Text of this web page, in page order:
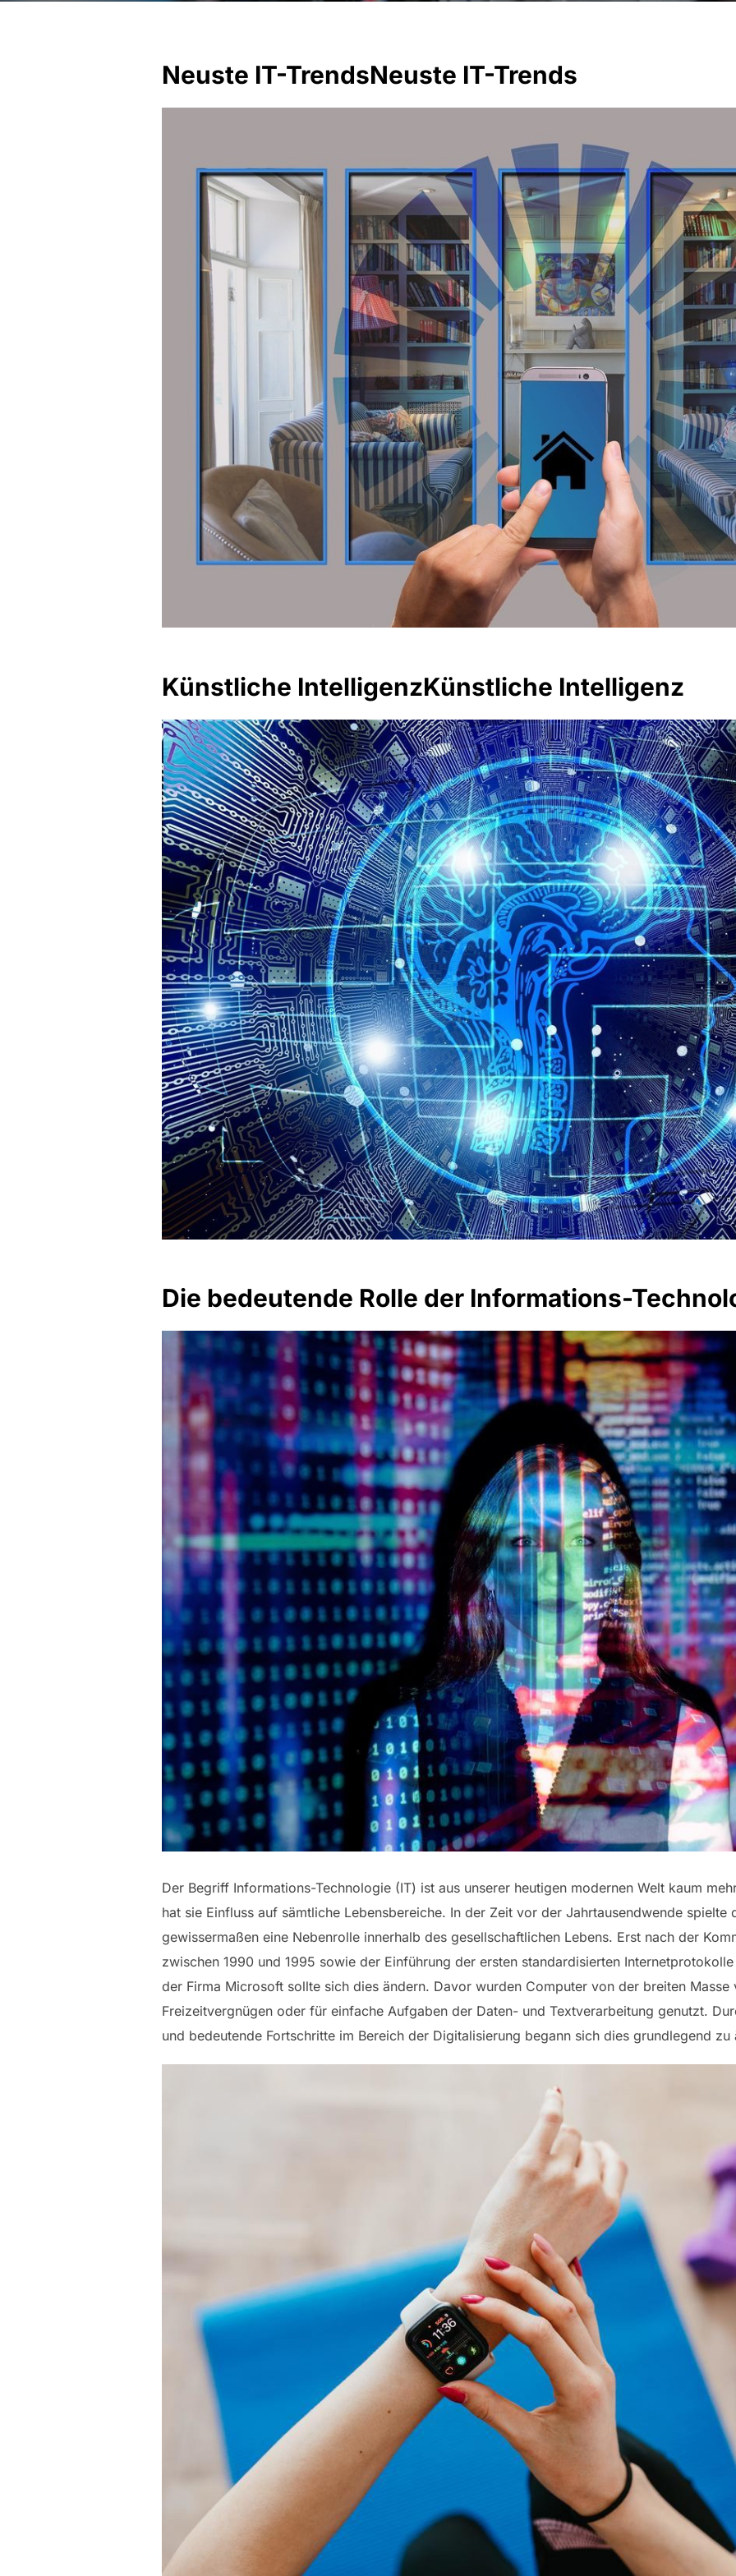
Neuste IT-TrendsNeuste IT-Trends
Künstliche IntelligenzKünstliche Intelligenz
Die bedeutende Rolle der Informations-
Der Begriff Informations-Technologie (IT) ist aus unserer heutigen modernen Welt kaum
hat sie Einfluss auf sämtliche Lebensbereiche. In der Zeit vor der Jahrtausendwende spielte
gewissermaßen eine Nebenrolle innerhalb des gesellschaftlichen Lebens. Erst nach der
zwischen 1990 und 1995 sowie der Einführung der ersten standardisierten
der Firma Microsoft sollte sich dies ändern. Davor wurden Computer von der breiten
Freizeitvergnügen oder für einfache Aufgaben der Daten- und Textverarbeitung genutzt.
und bedeutende Fortschritte im Bereich der Digitalisierung begann sich dies grundlegend zu